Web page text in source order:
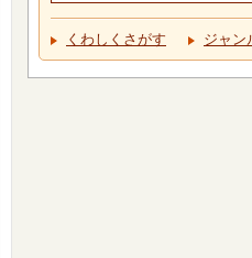
くわしくさがす ジャン